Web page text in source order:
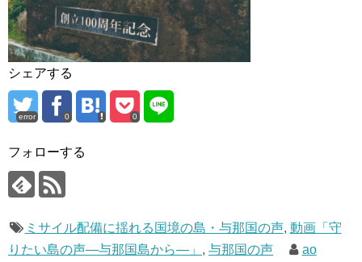
シェアする
error 0 0
フォローする
ミサイル配備に揺れる国境の島・与那国の声, 動画「守
りたい島の声―与那国島から―」 , 与那国の声 ao